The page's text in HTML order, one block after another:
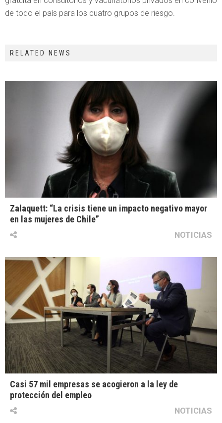
de todo el país para los cuatro grupos de riesgo.
RELATED NEWS
Zalaquett: “La crisis tiene un impacto negativo mayor
en las mujeres de Chile”
NOTICIAS
Casi 57 mil empresas se acogieron a la ley de
protección del empleo
NOTICIAS